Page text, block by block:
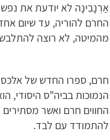
אַרְנָבִינָה לא יודעת את
החרם להוריה, עד שיום
מהמיטה, לא רוצה
חרם, ספרו החדש של אלכס
הנמוכות בביה"ס היסודי,
החווים חרם ואשר
להתמודד עם לבד.